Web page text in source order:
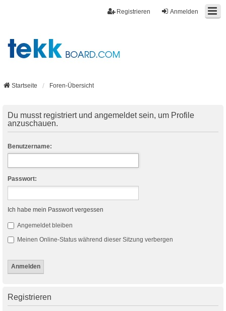
Anmelden
Registrieren
Startseite Foren-Übersicht
Du musst registriert und angemeldet sein, um Profile
anzuschauen.
Benutzername:
Passwort:
Ich habe mein Passwort vergessen
Angemeldet bleiben
Meinen Online-Status während dieser Sitzung verbergen
Registrieren